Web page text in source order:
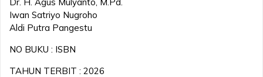
Iwan Satriyo Nugroho
Aldi Putra Pangestu
NO BUKU : ISBN
TAHUN TERBIT : 2026